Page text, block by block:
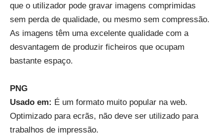
que o utilizador pode gravar imagens comprimidas
sem perda de qualidade, ou mesmo sem compressão.
As imagens têm uma excelente qualidade com a
desvantagem de produzir ficheiros que ocupam
bastante espaço.
PNG
Usado em: É um formato muito popular na web.
Optimizado para ecrãs, não deve ser utilizado para
trabalhos de impressão.